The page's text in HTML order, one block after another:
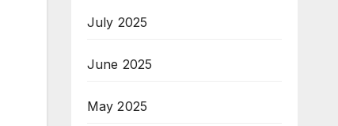
July 2025
June 2025
May 2025